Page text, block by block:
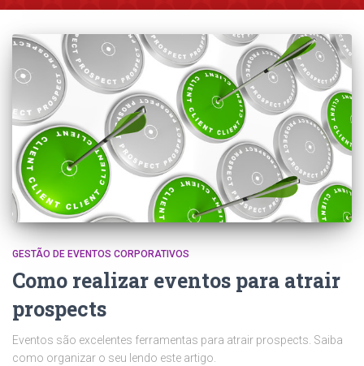
GESTÃO DE EVENTOS CORPORATIVOS
Como realizar eventos para atrair
prospects
Eventos são excelentes ferramentas para atrair prospects. Saiba
como organizar o seu lendo este artigo.